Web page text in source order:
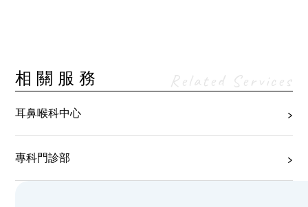
相關服務 Related Services
耳鼻喉科中心
專科門診部